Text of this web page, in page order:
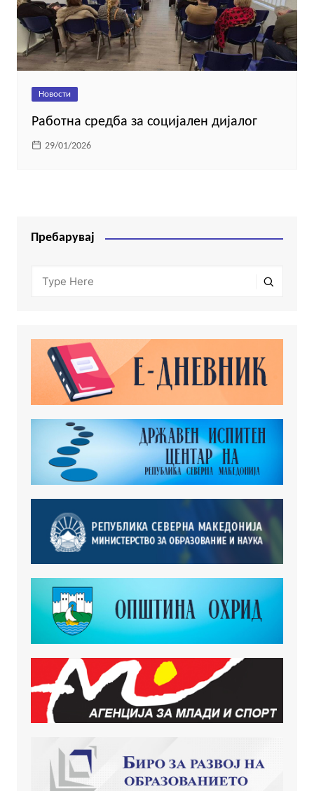
Новости
Работна средба за социјален дијалог
29/01/2026
Пребарувај